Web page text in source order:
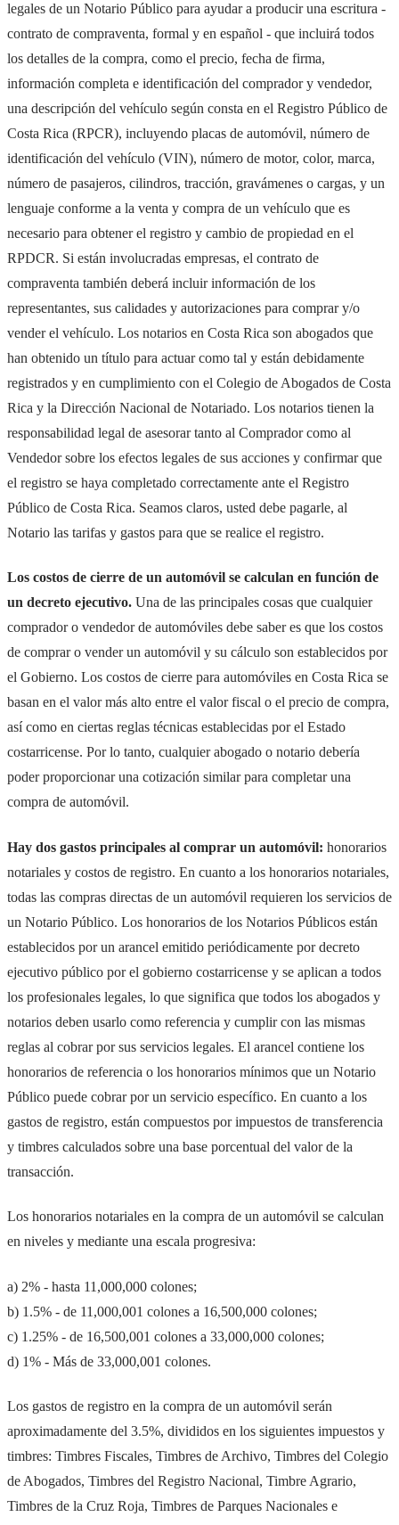
legales de un Notario Público para ayudar a producir una escritura -
contrato de compraventa, formal y en español - que incluirá todos
los detalles de la compra, como el precio, fecha de firma,
información completa e identificación del comprador y vendedor,
una descripción del vehículo según consta en el Registro Público de
Costa Rica (RPCR), incluyendo placas de automóvil, número de
identificación del vehículo (VIN), número de motor, color, marca,
número de pasajeros, cilindros, tracción, gravámenes o cargas, y un
lenguaje conforme a la venta y compra de un vehículo que es
necesario para obtener el registro y cambio de propiedad en el
RPDCR. Si están involucradas empresas, el contrato de
compraventa también deberá incluir información de los
representantes, sus calidades y autorizaciones para comprar y/o
vender el vehículo. Los notarios en Costa Rica son abogados que
han obtenido un título para actuar como tal y están debidamente
registrados y en cumplimiento con el Colegio de Abogados de Costa
Rica y la Dirección Nacional de Notariado. Los notarios tienen la
responsabilidad legal de asesorar tanto al Comprador como al
Vendedor sobre los efectos legales de sus acciones y confirmar que
el registro se haya completado correctamente ante el Registro
Público de Costa Rica. Seamos claros, usted debe pagarle, al
Notario las tarifas y gastos para que se realice el registro.
Los costos de cierre de un automóvil se calculan en función de
un decreto ejecutivo. Una de las principales cosas que cualquier
comprador o vendedor de automóviles debe saber es que los costos
de comprar o vender un automóvil y su cálculo son establecidos por
el Gobierno. Los costos de cierre para automóviles en Costa Rica se
basan en el valor más alto entre el valor fiscal o el precio de compra,
así como en ciertas reglas técnicas establecidas por el Estado
costarricense. Por lo tanto, cualquier abogado o notario debería
poder proporcionar una cotización similar para completar una
compra de automóvil.
Hay dos gastos principales al comprar un automóvil: honorarios
notariales y costos de registro. En cuanto a los honorarios notariales,
todas las compras directas de un automóvil requieren los servicios de
un Notario Público. Los honorarios de los Notarios Públicos están
establecidos por un arancel emitido periódicamente por decreto
ejecutivo público por el gobierno costarricense y se aplican a todos
los profesionales legales, lo que significa que todos los abogados y
notarios deben usarlo como referencia y cumplir con las mismas
reglas al cobrar por sus servicios legales. El arancel contiene los
honorarios de referencia o los honorarios mínimos que un Notario
Público puede cobrar por un servicio específico. En cuanto a los
gastos de registro, están compuestos por impuestos de transferencia
y timbres calculados sobre una base porcentual del valor de la
transacción.
Los honorarios notariales en la compra de un automóvil se calculan
en niveles y mediante una escala progresiva:
a) 2% - hasta 11,000,000 colones;
b) 1.5% - de 11,000,001 colones a 16,500,000 colones;
c) 1.25% - de 16,500,001 colones a 33,000,000 colones;
d) 1% - Más de 33,000,001 colones.
Los gastos de registro en la compra de un automóvil serán
aproximadamente del 3.5%, divididos en los siguientes impuestos y
timbres: Timbres Fiscales, Timbres de Archivo, Timbres del Colegio
de Abogados, Timbres del Registro Nacional, Timbre Agrario,
Timbres de la Cruz Roja, Timbres de Parques Nacionales e